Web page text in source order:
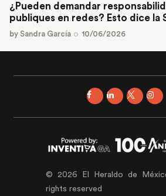
¿Pueden demandar
publiques en redes? Esto dice la
by Sandra García 10/06/2026
© 2026 El Heraldo de
rights reserved